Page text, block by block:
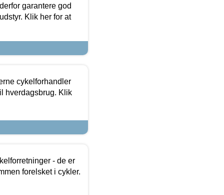
garantere god
Klik her for at
cykelforhandler
hverdagsbrug. Klik
- de er
forelsket i cykler.